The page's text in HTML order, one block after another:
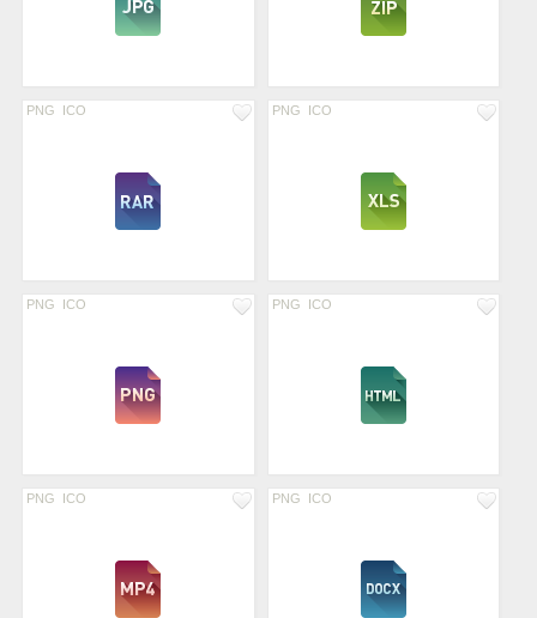
PNG ICO PNG ICO
PNG ICO PNG ICO
PNG ICO PNG ICO